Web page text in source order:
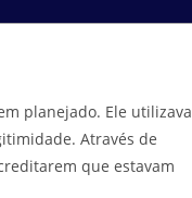
planejado. Ele utilizava
Através de
que estavam